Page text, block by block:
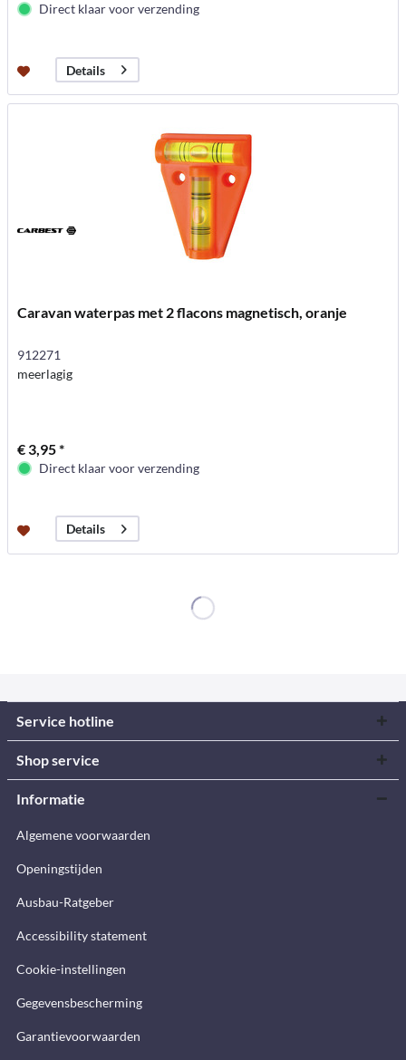
Direct klaar voor verzending
Details
Caravan waterpas met 2 flacons magnetisch, oranje
912271
meerlagig
€ 3,95 *
Direct klaar voor verzending
Details
Service hotline
Shop service
Informatie
Algemene voorwaarden
Openingstijden
Ausbau-Ratgeber
Accessibility statement
Cookie-instellingen
Gegevensbescherming
Garantievoorwaarden